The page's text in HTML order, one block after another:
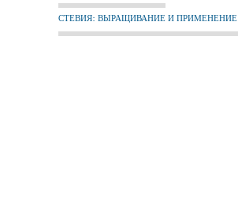
СТЕВИЯ: ВЫРАЩИВАНИЕ И ПРИМЕНЕНИЕ